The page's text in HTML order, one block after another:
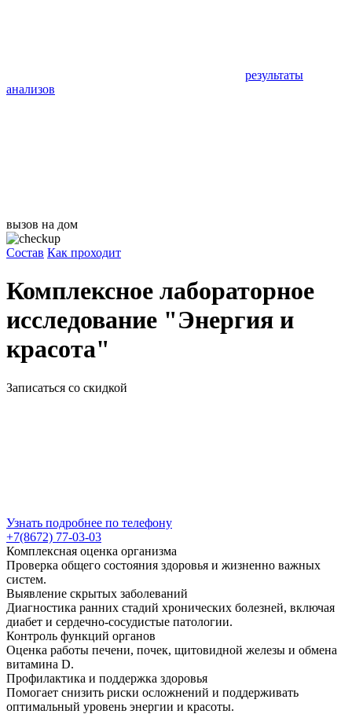
результаты
анализов
вызов на дом
Состав Как проходит
Комплексное лабораторное
исследование "Энергия и
красота"
Записаться со скидкой
Узнать подробнее по телефону
+7(8672) 77-03-03
Комплексная оценка организма
Проверка общего состояния здоровья и жизненно важных
систем.
Выявление скрытых заболеваний
Диагностика ранних стадий хронических болезней, включая
диабет и сердечно-сосудистые патологии.
Контроль функций органов
Оценка работы печени, почек, щитовидной железы и обмена
витамина D.
Профилактика и поддержка здоровья
Помогает снизить риски осложнений и поддерживать
оптимальный уровень энергии и красоты.